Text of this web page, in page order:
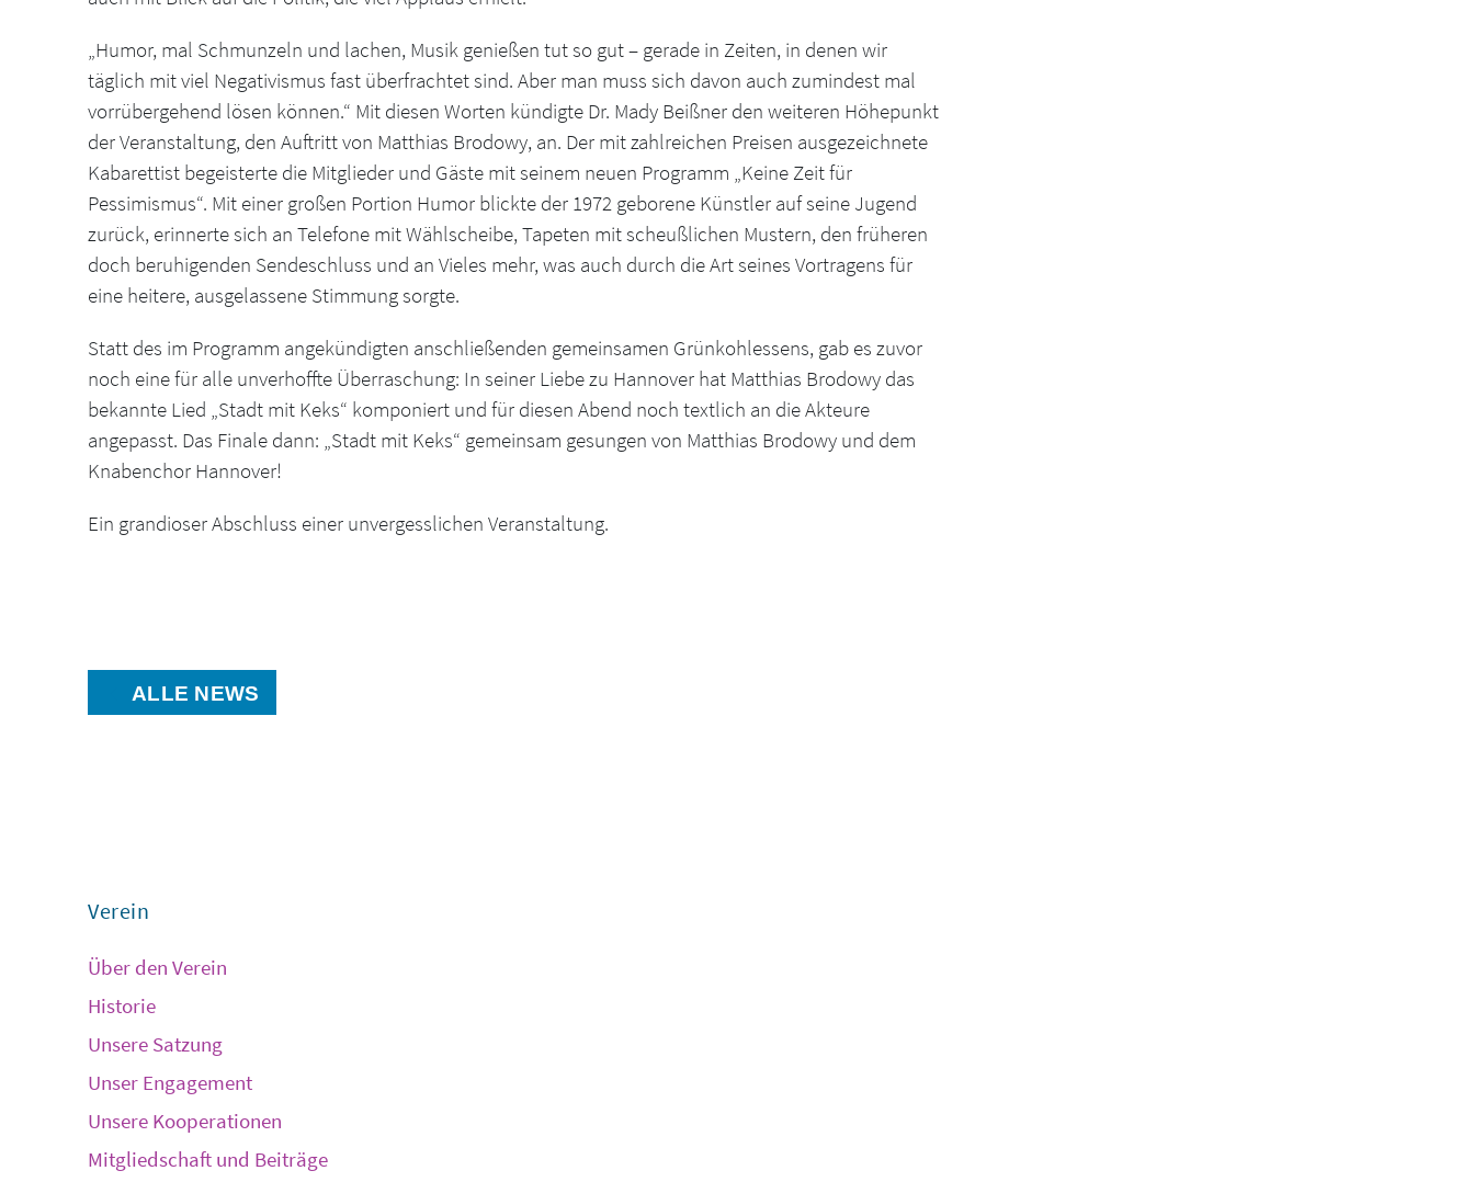
„Humor, mal Schmunzeln und lachen, Musik genießen tut so gut – gerade in Zeiten, in denen wir
täglich mit viel Negativismus fast überfrachtet sind. Aber man muss sich davon auch zumindest mal
vorrübergehend lösen können.“ Mit diesen Worten kündigte Dr. Mady Beißner den weiteren Höhepunkt
der Veranstaltung, den Auftritt von Matthias Brodowy, an. Der mit zahlreichen Preisen ausgezeichnete
Kabarettist begeisterte die Mitglieder und Gäste mit seinem neuen Programm „Keine Zeit für
Pessimismus“. Mit einer großen Portion Humor blickte der 1972 geborene Künstler auf seine Jugend
zurück, erinnerte sich an Telefone mit Wählscheibe, Tapeten mit scheußlichen Mustern, den früheren
doch beruhigenden Sendeschluss und an Vieles mehr, was auch durch die Art seines Vortragens für
eine heitere, ausgelassene Stimmung sorgte.
Statt des im Programm angekündigten anschließenden gemeinsamen Grünkohlessens, gab es zuvor
noch eine für alle unverhoffte Überraschung: In seiner Liebe zu Hannover hat Matthias Brodowy das
bekannte Lied „Stadt mit Keks“ komponiert und für diesen Abend noch textlich an die Akteure
angepasst. Das Finale dann: „Stadt mit Keks“ gemeinsam gesungen von Matthias Brodowy und dem
Knabenchor Hannover!
Ein grandioser Abschluss einer unvergesslichen Veranstaltung.
ALLE NEWS
Verein
Über den Verein
Historie
Unsere Satzung
Unser Engagement
Unsere Kooperationen
Mitgliedschaft und Beiträge